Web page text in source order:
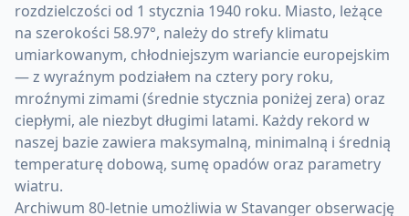
rozdzielczości od 1 stycznia 1940 roku. Miasto, leżące
na szerokości 58.97°, należy do strefy klimatu
umiarkowanym, chłodniejszym wariancie europejskim
— z wyraźnym podziałem na cztery pory roku,
mroźnymi zimami (średnie stycznia poniżej zera) oraz
ciepłymi, ale niezbyt długimi latami. Każdy rekord w
naszej bazie zawiera maksymalną, minimalną i średnią
temperaturę dobową, sumę opadów oraz parametry
wiatru.
Archiwum 80-letnie umożliwia w Stavanger obserwację